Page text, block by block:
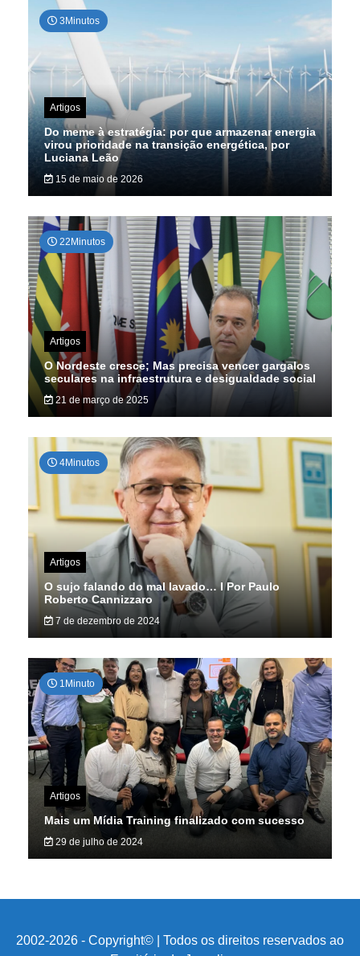
3Minutos
Artigos
Do meme à estratégia: por que armazenar energia
virou prioridade na transição energética, por
Luciana Leão
15 de maio de 2026
22Minutos
Artigos
O Nordeste cresce; Mas precisa vencer gargalos
seculares na infraestrutura e desigualdade social
21 de março de 2025
4Minutos
Artigos
O sujo falando do mal lavado… I Por Paulo
Roberto Cannizzaro
7 de dezembro de 2024
1Minuto
Artigos
Mais um Mídia Training finalizado com sucesso
29 de julho de 2024
2002-2026 - Copyright© | Todos os direitos reservados ao